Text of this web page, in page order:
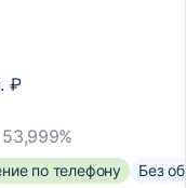
₽
по телефону Без